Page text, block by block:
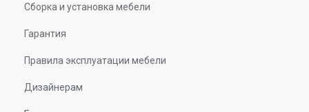
Сборка и установка мебели
Гарантия
Правила эксплуатации мебели
Дизайнерам